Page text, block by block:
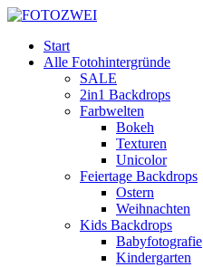
Start
Alle Fotohintergründe
SALE
2in1 Backdrops
Farbwelten
Bokeh
Texturen
Unicolor
Feiertage Backdrops
Ostern
Weihnachten
Kids Backdrops
Babyfotografie
Kindergarten